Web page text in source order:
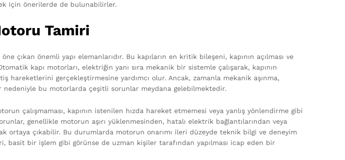
için önerilerde de bulunabilirler.
Tamiri
çıkan önemli yapı elemanlarıdır. Bu kapıların en kritik bileşeni, kapının açılması ve
kapı motorları, elektriğin yanı sıra mekanik bir sistemle çalışarak, kapının
hareketlerini gerçekleştirmesine yardımcı olur. Ancak, zamanla mekanik aşınma,
nedeniyle bu motorlarda çeşitli sorunlar meydana gelebilmektedir.
çalışmaması, kapının istenilen hızda hareket etmemesi veya yanlış yönlendirme gibi
genellikle motorun aşırı yüklenmesinden, hatalı elektrik bağlantılarından veya
ortaya çıkabilir. Bu durumlarda motorun onarımı ileri düzeyde teknik bilgi ve deneyim
basit bir işlem gibi görünse de uzman kişiler tarafından yapılması icap eden bir